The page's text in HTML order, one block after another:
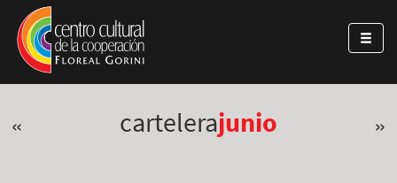
Pasar al contenido principal
Jump to main content
« cartelerajunio »